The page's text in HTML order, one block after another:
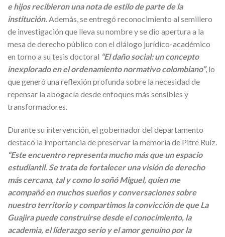
e hijos recibieron una nota de estilo de parte de la
institución.Además, se entregó reconocimiento al semillero
de investigación que lleva su nombre y se dio apertura a la
mesa de derecho público con el diálogo jurídico-académico
en torno a su tesis doctoral “El daño social: un concepto
inexplorado en el ordenamiento normativo colombiano”, lo
que generó una reflexión profunda sobre la necesidad de
repensar la abogacía desde enfoques más sensibles y
transformadores.
Durante su intervención, el gobernador del departamento
destacó la importancia de preservar la memoria de Pitre Ruiz.
“Este encuentro representa mucho más que un espacio
estudiantil. Se trata de fortalecer una visión de derecho
más cercana, tal y como lo soñó Miguel, quien me
acompañó en muchos sueños y conversaciones sobre
nuestro territorio y compartimos la convicción de que La
Guajira puede construirse desde el conocimiento, la
academia, el liderazgo serio y el amor genuino por la